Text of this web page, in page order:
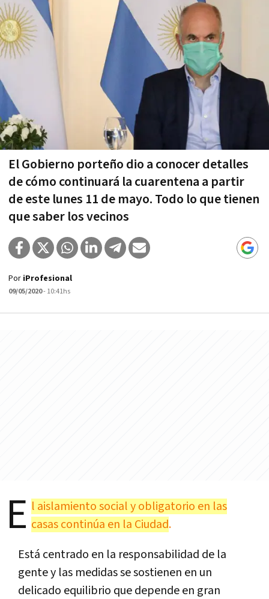
El Gobierno porteño dio a conocer detalles
de cómo continuará la cuarentena a partir
de este lunes 11 de mayo. Todo lo que tienen
que saber los vecinos
Por iProfesional
09/05/2020- 10:41hs
E l aislamiento social y obligatorio en las
casas continúa en la Ciudad.
Está centrado en la responsabilidad de la
gente y las medidas se sostienen en un
delicado equilibrio que depende en gran